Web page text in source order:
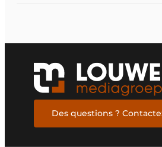
Des questions ?